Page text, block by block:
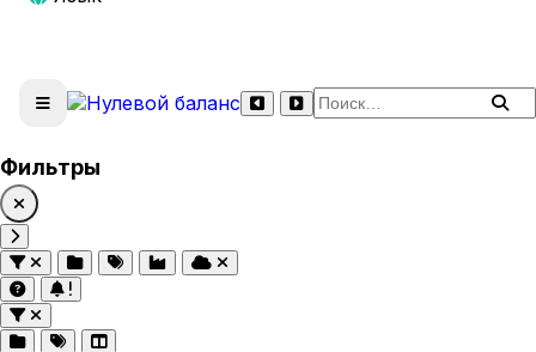
Поиск по сайту
Фильтры